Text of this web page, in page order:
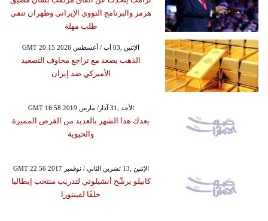
هرمز والبرنامج النووي الإيراني وطهران تنفي
طلب مهلة
GMT 20:15 2026 الإثنين ,03 آب / أغسطس
الذهب يصعد مع تراجع مخاوف التصعيد
الأميركي ضد إيران
GMT 16:58 2019 الأحد ,31 آذار/ مارس
يعدك هذا الشهر بالعديد من الفرص المميزة
والحيوية
GMT 22:56 2017 الإثنين ,13 تشرين الثاني / نوفمبر
كابيلو يرشّح أنشيلوتي لتدريب منتخب إيطاليا
خلفًا لفينتورا